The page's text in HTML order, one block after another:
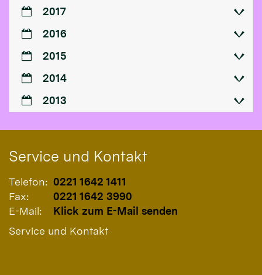
2017
2016
2015
2014
2013
Service und Kontakt
Telefon: 0221 1642 1411
Fax:
0221 1642 3990
E-Mail:
Klick zum E-Mail senden
Service und Kontakt